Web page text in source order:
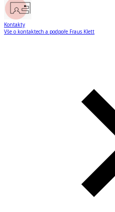
Kontakty
Vše o kontaktech a podpoře Fraus Klett